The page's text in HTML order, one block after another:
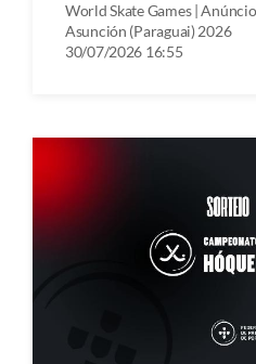
World Skate Games |
Asunción (Paraguai) 2026
30/07/2026 16:55